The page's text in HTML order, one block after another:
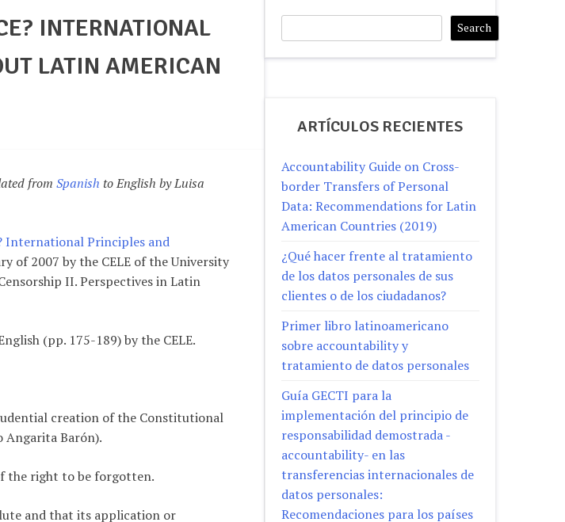
INTERNATIONAL
LATIN AMERICAN
from Spanish to English by Luisa
International Principles and
of 2007 by the CELE of the University
II. Perspectives in Latin
(pp. 175-189) by the CELE.
creation of the Constitutional
Angarita Barón).
the right to be forgotten.
and that its application or
Search
ARTÍCULOS RECIENTES
Accountability Guide on Cross-
border Transfers of Personal
Data: Recommendations for Latin
American Countries (2019)
¿Qué hacer frente al tratamiento
de los datos personales de sus
clientes o de los ciudadanos?
Primer libro latinoamericano
sobre accountability y
tratamiento de datos personales
Guía GECTI para la
implementación del principio de
responsabilidad demostrada -
accountability- en las
transferencias internacionales de
datos personales:
Recomendaciones para los países